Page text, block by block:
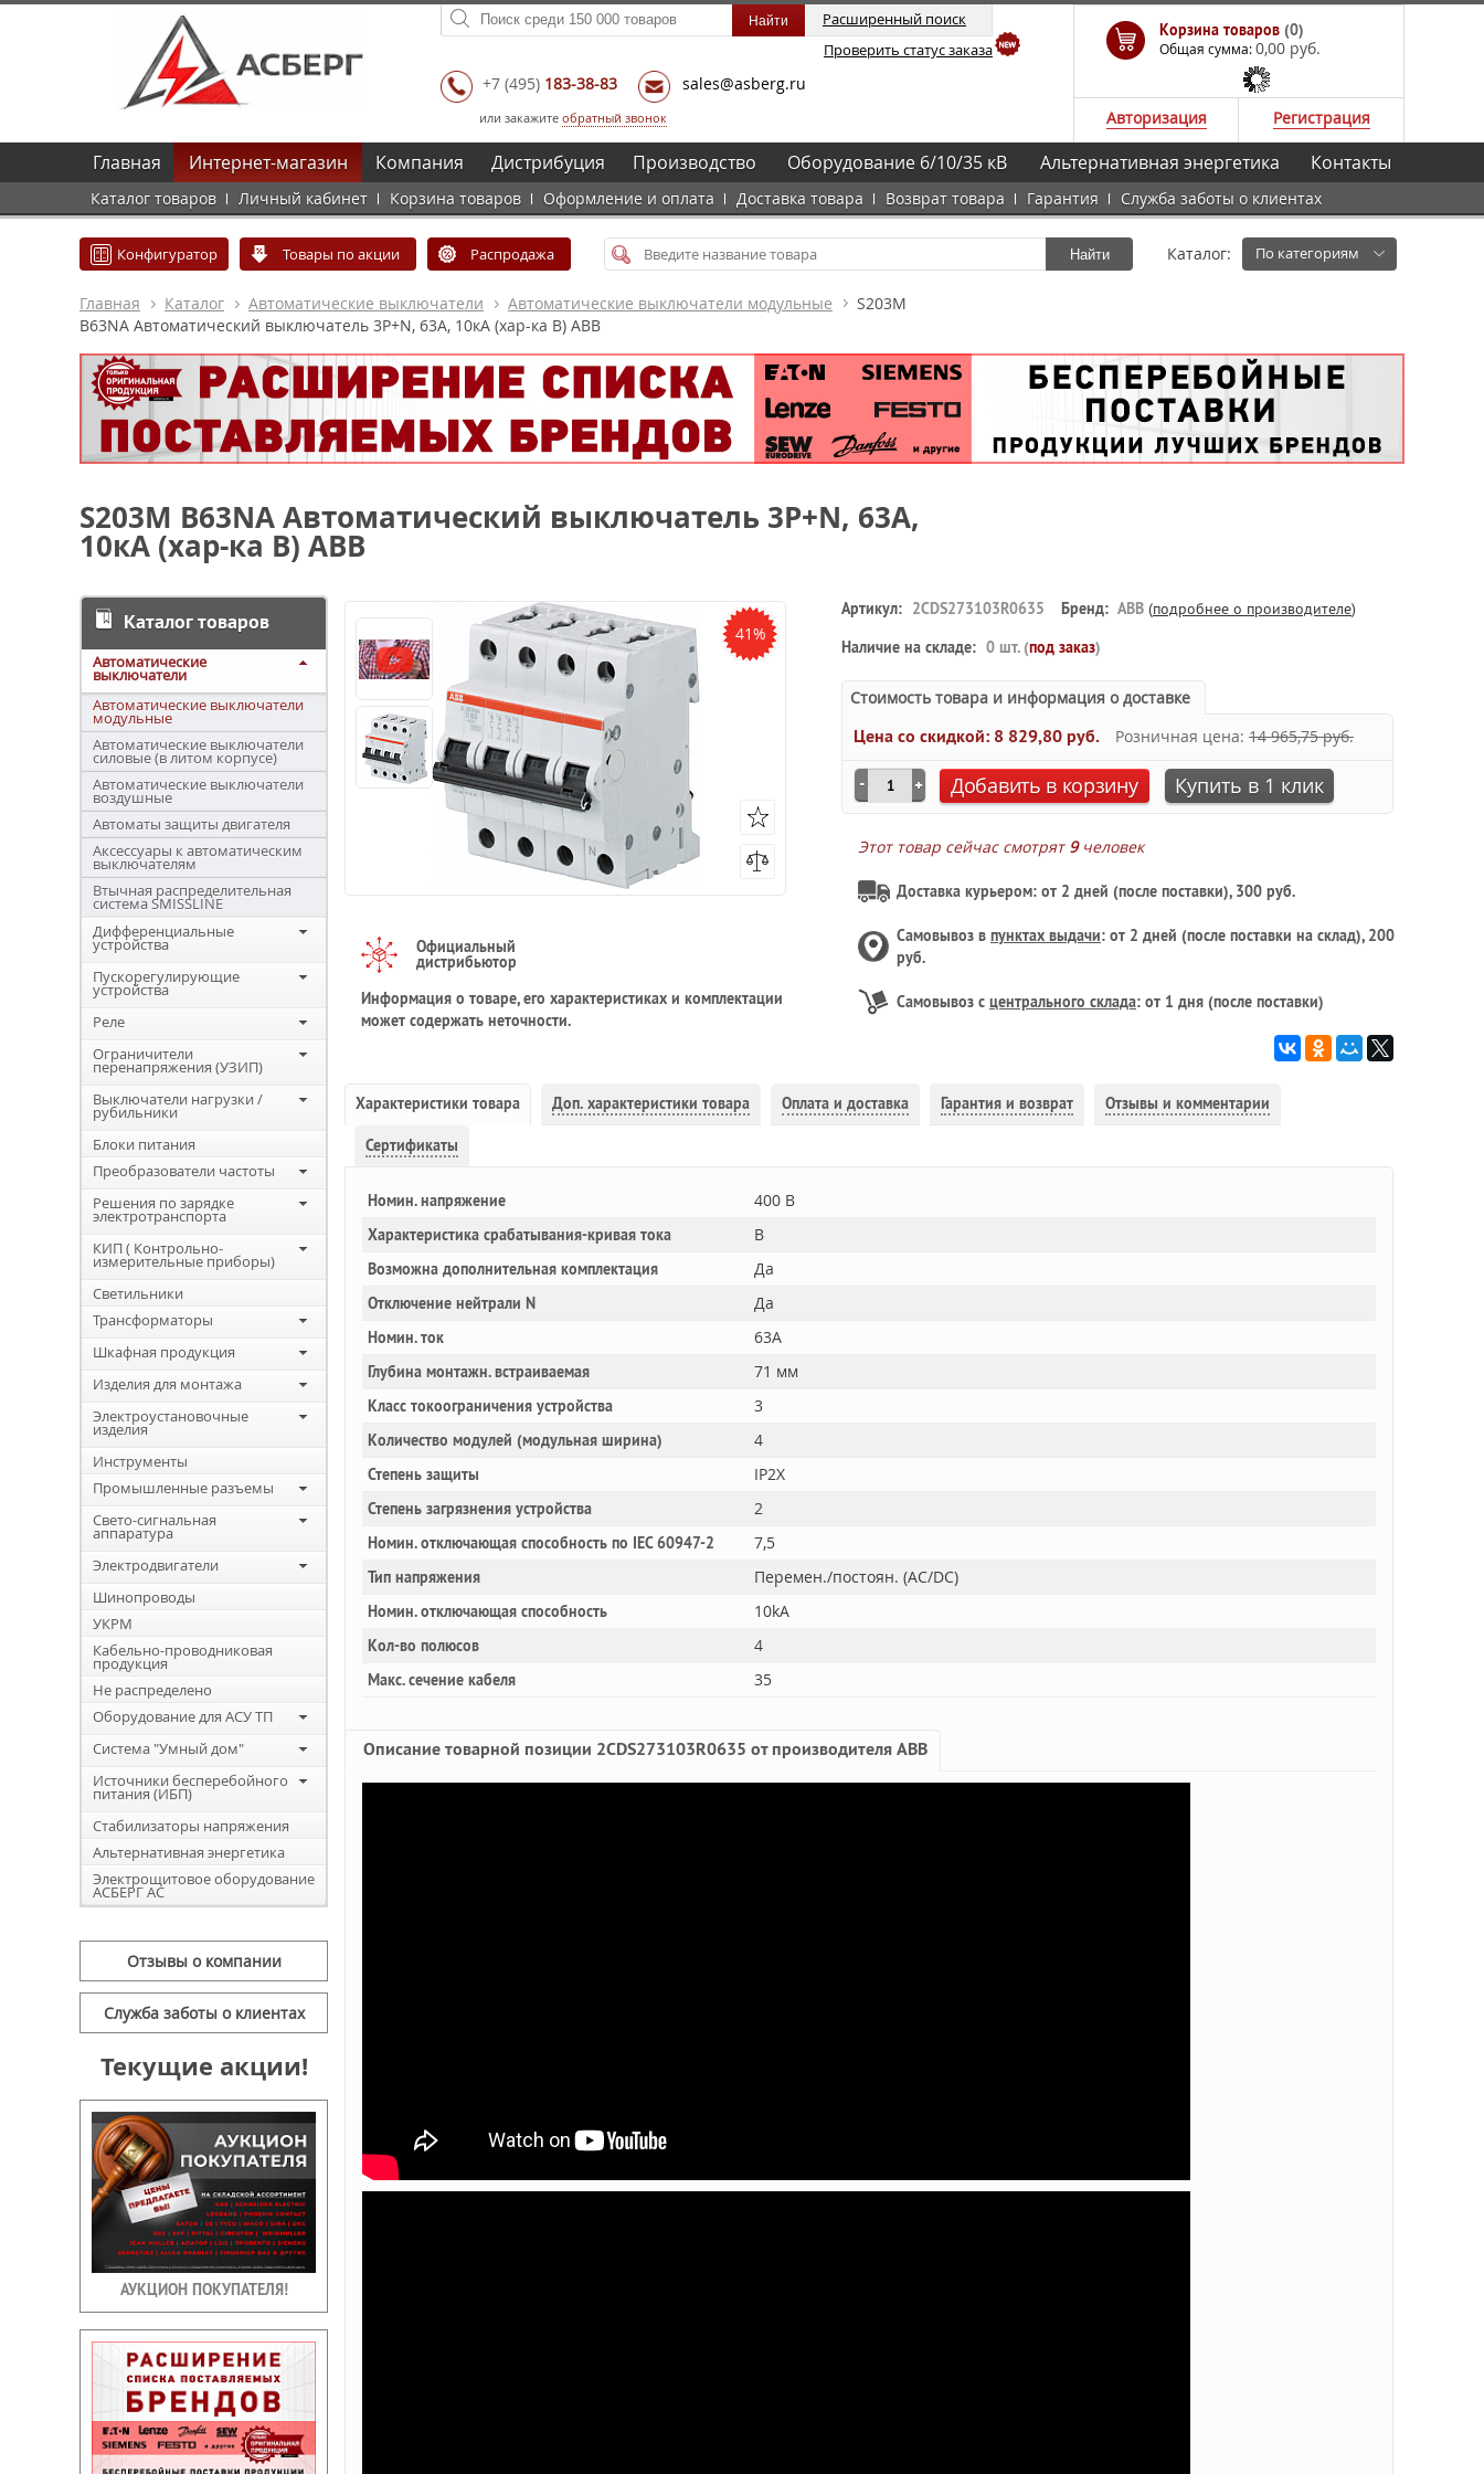
Расширенный поиск
Проверить статус заказа
+7 (495) 183-38-83 sales@asberg.ru
или закажите обратный звонок
Корзина товаров (0)
Общая сумма:0,00 руб.
Авторизация Регистрация
Главная Интернет-магазин
Каталог товаров Личный кабинет Корзина товаров Оформление и оплата Доставка товара Возврат товара Гарантия Служба заботы о клиентах
Компания Дистрибуция Производство Оборудование 6/10/35 кВ Альтернативная энергетика Контакты
Конфигуратор Товары по акции Распродажа Найти Каталог: По категориям
Главная Каталог Автоматические выключатели Автоматические выключатели модульные
S203M
B63NA Автоматический выключатель 3P+N, 63А, 10кА (хар-ка B) ABB
S203M B63NA Автоматический выключатель 3P+N, 63А,
10кА (хар-ка B) ABB
Каталог товаров
Автоматические
выключатели
Автоматические выключатели
модульные
Автоматические выключатели
силовые (в литом корпусе)
Автоматические выключатели
воздушные
Автоматы защиты двигателя
Аксессуары к автоматическим
выключателям
Втычная распределительная
система SMISSLINE
Дифференциальные
устройства
Пускорегулирующие
устройства
Реле
Ограничители
перенапряжения (УЗИП)
Выключатели нагрузки /
рубильники
Блоки питания
Преобразователи частоты
Решения по зарядке
электротранспорта
КИП ( Контрольно-
измерительные приборы)
Светильники
Трансформаторы
Шкафная продукция
Изделия для монтажа
Электроустановочные
изделия
Инструменты
Промышленные разъемы
Свето-сигнальная
аппаратура
Электродвигатели
Шинопроводы
УКРМ
Кабельно-проводниковая
продукция
Не распределено
Оборудование для АСУ ТП
Система "Умный дом"
Источники бесперебойного
питания (ИБП)
Стабилизаторы напряжения
Альтернативная энергетика
Электрощитовое оборудование
АСБЕРГ АС
Отзывы о компании
Служба заботы о клиентах
Текущие акции!
АУКЦИОН ПОКУПАТЕЛЯ!
41%
Официальный
дистрибьютор
Информация о товаре, его характеристиках и комплектации
может содержать неточности.
Артикул: 2CDS273103R0635 Бренд: ABB (подробнее о производителе)
Наличие на складе: 0 шт. (под заказ)
Стоимость товара и информация о доставке
Цена со скидкой: 8 829,80 руб. Розничная цена: 14 965,75 руб.
Добавить в корзину Купить в 1 клик
Этот товар сейчас смотрят 9человек
Доставка курьером: от 2 дней (после поставки), 300 руб.
Самовывоз в пунктах выдачи: от 2 дней (после поставки на склад), 200
руб.
Самовывоз с центрального склада: от 1 дня (после поставки)
Характеристики товара Доп. характеристики товара Оплата и доставка Гарантия и возврат Отзывы и комментарии
Сертификаты
Номин. напряжение 400 В
Характеристика срабатывания-кривая тока B
Возможна дополнительная комплектация Да
Отключение нейтрали N Да
Номин. ток 63A
Глубина монтажн. встраиваемая 71 мм
Класс токоограничения устройства 3
Количество модулей (модульная ширина) 4
Степень защиты IP2X
Степень загрязнения устройства 2
Номин. отключающая способность по IEC 60947-2 7,5
Тип напряжения Перемен./постоян. (AC/DC)
Номин. отключающая способность 10kA
Кол-во полюсов 4
Макс. сечение кабеля 35
Описание товарной позиции 2CDS273103R0635 от производителя ABB